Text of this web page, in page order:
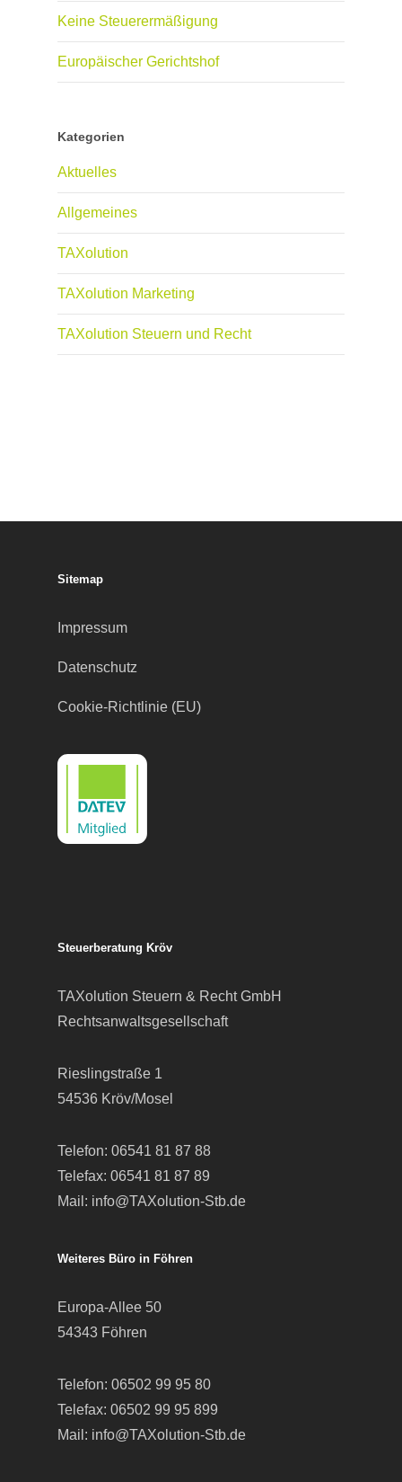
Keine Steuerermäßigung
Europäischer Gerichtshof
Kategorien
Aktuelles
Allgemeines
TAXolution
TAXolution Marketing
TAXolution Steuern und Recht
Sitemap
Impressum
Datenschutz
Cookie-Richtlinie (EU)
Steuerberatung Kröv
TAXolution Steuern & Recht GmbH
Rechtsanwaltsgesellschaft
Rieslingstraße 1
54536 Kröv/Mosel
Telefon: 06541 81 87 88
Telefax: 06541 81 87 89
Mail: info@TAXolution-Stb.de
Weiteres Büro in Föhren
Europa-Allee 50
54343 Föhren
Telefon: 06502 99 95 80
Telefax: 06502 99 95 899
Mail: info@TAXolution-Stb.de